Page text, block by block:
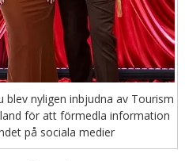
blev nyligen inbjudna av Tourism
för att förmedla information
på sociala medier